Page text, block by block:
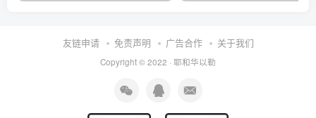
友链申请 免责声明 广告合作 关于我们
Copyright © 2022 · 耶和华以勒